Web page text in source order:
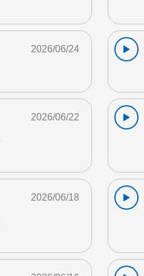
2026/06/24
2026/06/22
2026/06/18